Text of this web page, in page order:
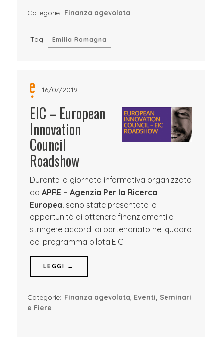
Categorie: Finanza agevolata
Tag: Emilia Romagna
16/07/2019
EIC – European
Innovation
Council
Roadshow
Durante la giornata informativa organizzata
da APRE – Agenzia Per la Ricerca
Europea, sono state presentate le
opportunità di ottenere finanziamenti e
stringere accordi di partenariato nel quadro
del programma pilota EIC.
LEGGI →
Categorie: Finanza agevolata, Eventi, Seminari
e Fiere